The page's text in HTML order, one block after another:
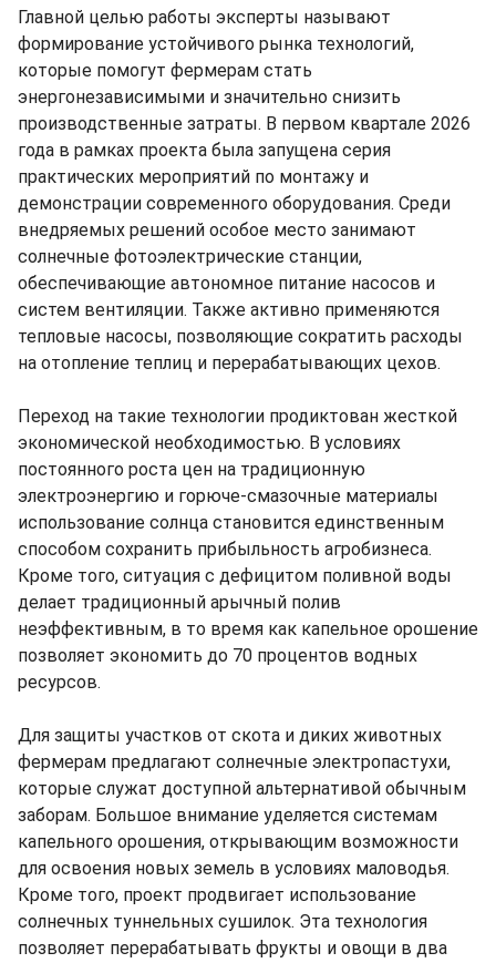
Главной целью работы эксперты называют
формирование устойчивого рынка технологий,
которые помогут фермерам стать
энергонезависимыми и значительно снизить
производственные затраты. В первом квартале 2026
года в рамках проекта была запущена серия
практических мероприятий по монтажу и
демонстрации современного оборудования. Среди
внедряемых решений особое место занимают
солнечные фотоэлектрические станции,
обеспечивающие автономное питание насосов и
систем вентиляции. Также активно применяются
тепловые насосы, позволяющие сократить расходы
на отопление теплиц и перерабатывающих цехов.
Переход на такие технологии продиктован жесткой
экономической необходимостью. В условиях
постоянного роста цен на традиционную
электроэнергию и горюче-смазочные материалы
использование солнца становится единственным
способом сохранить прибыльность агробизнеса.
Кроме того, ситуация с дефицитом поливной воды
делает традиционный арычный полив
неэффективным, в то время как капельное орошение
позволяет экономить до 70 процентов водных
ресурсов.
Для защиты участков от скота и диких животных
фермерам предлагают солнечные электропастухи,
которые служат доступной альтернативой обычным
заборам. Большое внимание уделяется системам
капельного орошения, открывающим возможности
для освоения новых земель в условиях маловодья.
Кроме того, проект продвигает использование
солнечных туннельных сушилок. Эта технология
позволяет перерабатывать фрукты и овощи в два